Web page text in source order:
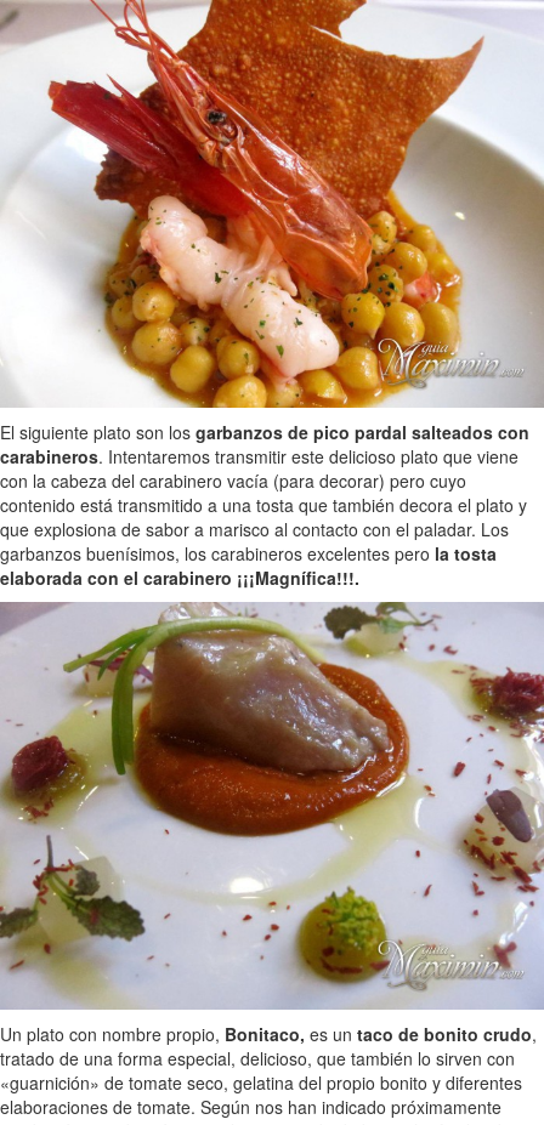
El siguiente plato son los garbanzos de pico pardal salteados con
carabineros. Intentaremos transmitir este delicioso plato que viene
con la cabeza del carabinero vacía (para decorar) pero cuyo
contenido está transmitido a una tosta que también decora el plato y
que explosiona de sabor a marisco al contacto con el paladar. Los
garbanzos buenísimos, los carabineros excelentes pero la tosta
elaborada con el carabinero ¡¡¡Magnífica!!!.
Un plato con nombre propio, Bonitaco, es un taco de bonito crudo,
tratado de una forma especial, delicioso, que también lo sirven con
«guarnición» de tomate seco, gelatina del propio bonito y diferentes
elaboraciones de tomate. Según nos han indicado próximamente